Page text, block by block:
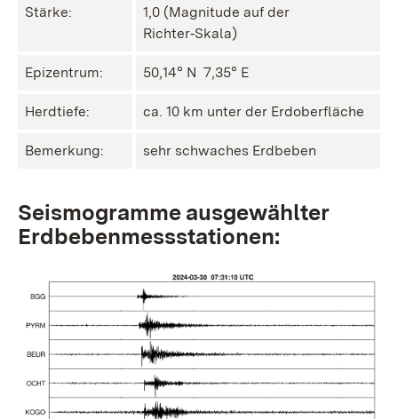
Stärke:
1,0 (Magnitude auf der
Richter‑Skala)
Epizentrum: 50,14° N ㅤ 7,35° E
Herdtiefe: ca. 10 km unter der Erdoberfläche
Bemerkung: sehr schwaches Erdbeben
Seismogramme ausgewählter
Erdbebenmessstationen: